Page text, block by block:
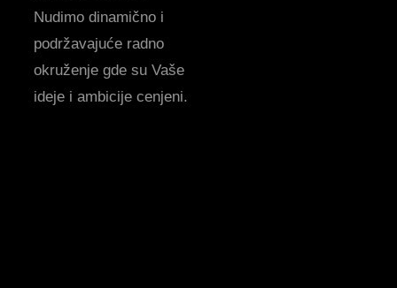
Nudimo dinamično i
podržavajuće radno
okruženje gde su Vaše
ideje i ambicije cenjeni.